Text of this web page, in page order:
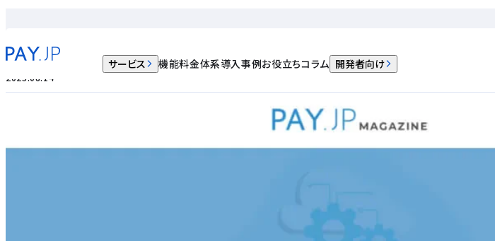
サービス 機能料金体系導入事例お役立ちコラム 開発者向け
サブスクリプション×ソフトウェア
2023.08.14